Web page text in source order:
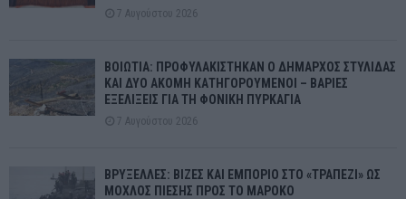
7 Αυγούστου 2026
ΒΟΙΩΤΙΑ: ΠΡΟΦΥΛΑΚΙΣΤΗΚΑΝ Ο ΔΗΜΑΡΧΟΣ ΣΤΥΛΙΔΑΣ
ΚΑΙ ΔΥΟ ΑΚΟΜΗ ΚΑΤΗΓΟΡΟΥΜΕΝΟΙ – ΒΑΡΙΕΣ
ΕΞΕΛΙΞΕΙΣ ΓΙΑ ΤΗ ΦΟΝΙΚΗ ΠΥΡΚΑΓΙΑ
7 Αυγούστου 2026
ΒΡΥΞΕΛΛΕΣ: ΒΙΖΕΣ ΚΑΙ ΕΜΠΟΡΙΟ ΣΤΟ «ΤΡΑΠΕΖΙ» ΩΣ
ΜΟΧΛΟΣ ΠΙΕΣΗΣ ΠΡΟΣ ΤΟ ΜΑΡΟΚΟ